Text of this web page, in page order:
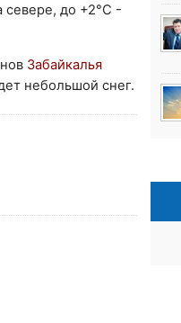
севере, до +2°C -
Забайкалья
небольшой снег.